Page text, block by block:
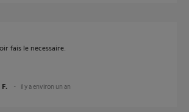
fais le necessaire.
il y a environ un an